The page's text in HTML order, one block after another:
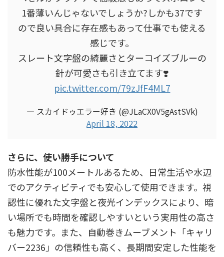
1番薄いんじゃないでしょうか?しかも37です
ので良い具合に存在感もあって仕事でも使える
感じです。
スレート文字盤の綺麗さとターコイズブルーの
針が可愛さも引き立てます❣️
pic.twitter.com/79zJfF4ML7
— スカイドゥエラー好き (@JLaCX0V5gAstSVk)
April 18, 2022
さらに、使い勝手について
防水性能が100メートルあるため、日常生活や水辺
でのアクティビティでも安心して使用できます。視
認性に優れた文字盤と夜光インデックスにより、暗
い場所でも時間を確認しやすいという実用性の高さ
も魅力です。また、自動巻きムーブメント「キャリ
バー2236」の信頼性も高く、長期間安定した性能を